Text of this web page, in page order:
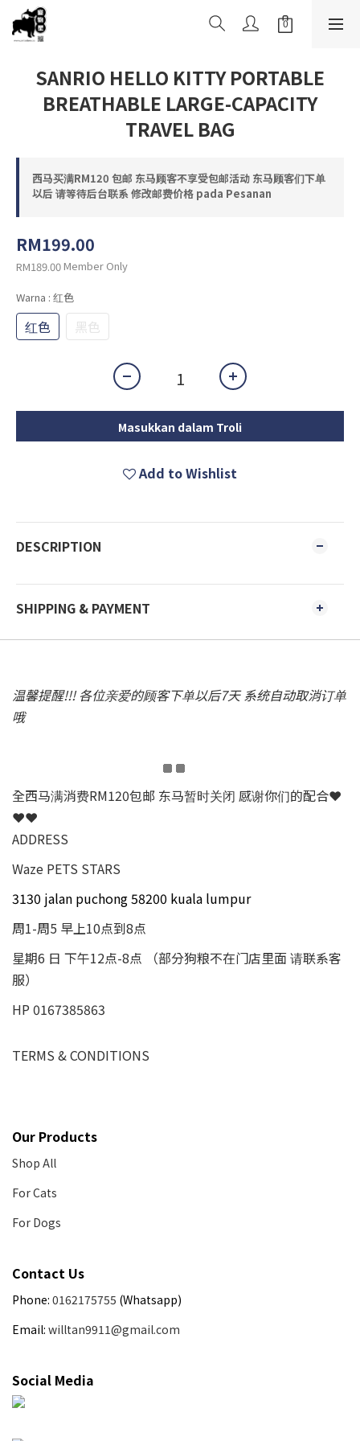
SANRIO HELLO KITTY PORTABLE
BREATHABLE LARGE-CAPACITY
TRAVEL BAG
西马买满RM120 包邮 东马顾客不享受包邮活动 东马顾客们下单
以后 请等待后台联系 修改邮费价格 pada Pesanan
RM199.00
RM189.00Member Only
Warna : 红色
红色 黑色
Masukkan dalam Troli
Add to Wishlist
DESCRIPTION
SHIPPING & PAYMENT
温馨提醒!!! 各位亲爱的顾客下单以后7天 系统自动取消订单
哦
全西马满消费RM120包邮 东马暂时关闭 感谢你们的配合❤
❤❤
ADDRESS
Waze PETS STARS
3130 jalan puchong 58200 kuala lumpur
周1-周5 早上10点到8点
星期6 日 下午12点-8点 （部分狗粮不在门店里面 请联系客
服）
HP 0167385863
TERMS & CONDITIONS
Our Products
Shop All
For Cats
For Dogs
Contact Us
Phone: 0162175755 (Whatsapp)
Email: willtan9911@gmail.com
Social Media